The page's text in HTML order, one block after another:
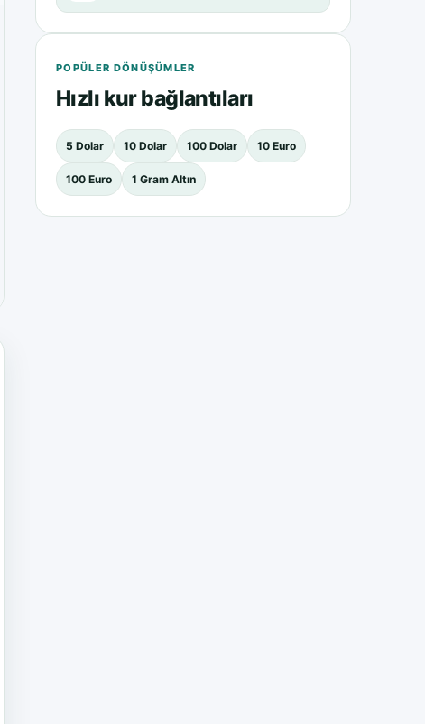
POPÜLER DÖNÜŞÜMLER
Hızlı kur bağlantıları
5 Dolar 10 Dolar 100 Dolar 10 Euro
100 Euro 1 Gram Altın